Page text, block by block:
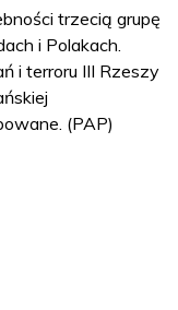
trzecią grupę
i Polakach.
i terroru III Rzeszy
(PAP)